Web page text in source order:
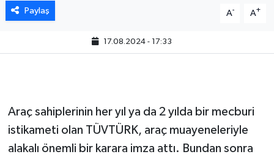
Paylaş A- A+
17.08.2024 - 17:33
Araç sahiplerinin her yıl ya da 2 yılda bir mecburi
istikameti olan TÜVTÜRK, araç muayeneleriyle
alakalı önemli bir karara imza attı. Bundan sonra